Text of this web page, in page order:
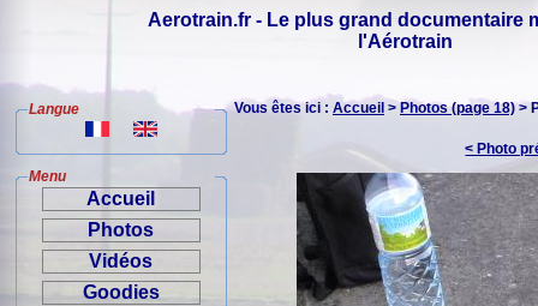
Aerotrain.fr - Le plus grand documentaire
l'Aérotrain
Langue
Menu
Accueil
Photos
Vidéos
Goodies
Vous êtes ici : Accueil > Photos (page 18) >
< Photo